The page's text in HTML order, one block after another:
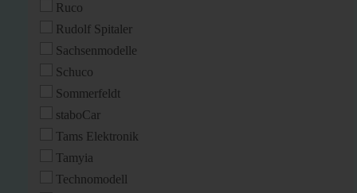
Ruco
Rudolf Spitaler
Sachsenmodelle
Schuco
Sommerfeldt
staboCar
Tams Elektronik
Tamyia
Technomodell